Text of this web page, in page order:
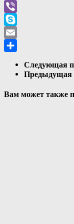
WhatsApp
Viber
Skype
Email
Следующая
Предыдущая
Вам может также